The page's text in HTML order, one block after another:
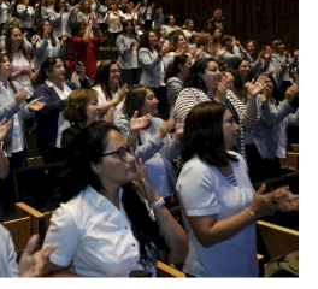
launch
launch